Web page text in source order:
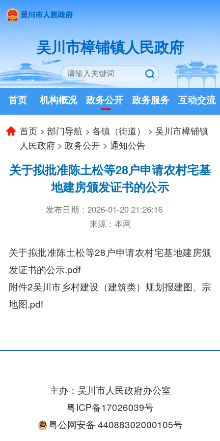
吴川市樟铺镇人民政府
首页 机构概况 政务公开 政务服务 互动交流
首页 >部门导航 >各镇（街道） > 吴川市樟铺镇
人民政府 >政务公开 >通知公告
关于拟批准陈土松等28户申请农村宅基
地建房颁发证书的公示
发布日期：2026-01-20 21:26:16
来源：本网
关于拟批准陈土松等28户申请农村宅基地建房颁
发证书的公示.pdf
附件2吴川市乡村建设（建筑类）规划报建图、宗
地图.pdf
主办：吴川市人民政府办公室
粤ICP备17026039号
粤公网安备 44088302000105号